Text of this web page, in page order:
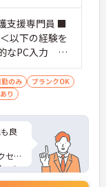
支援専門員 ■
なPC入力
） ■ケアマネ
勤のみ
ブランクOK
り
良
セル
への
ので